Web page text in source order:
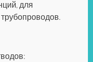
для